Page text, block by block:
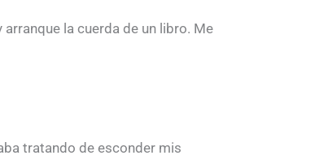
la cuerda de un libro. Me
tratando de esconder mis